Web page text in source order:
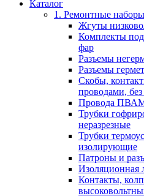
Каталог
1. Ремонтные
Жгуты
Комплекты
фар
Разъемы
Разъемы
Скобы,
проводами,
Провода
Трубки
неразрезные
Трубки
изолирующие
Патроны и
Изоляционная
Контакты,